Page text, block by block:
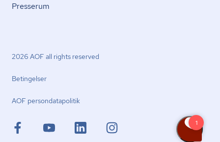
Presserum
2026 AOF all rights reserved
Betingelser
AOF per­son­da­ta­po­li­tik